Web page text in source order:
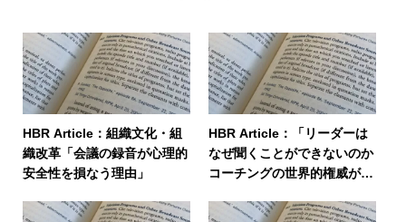
HBR Article：組織文化・組
織改革「会議の録音が心理的
安全性を損なう理由」
HBR Article：「リーダーは
なぜ聞くことができないのか
コーチングの世界的権威が語